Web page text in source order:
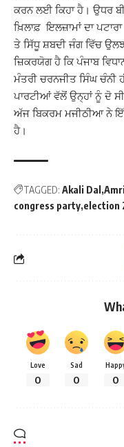
ਕਰਨ ਲਈ ਕਿਹਾ ਹੈ। ਉਧਰ
ਖ਼ਿਲਾਫ਼ ਇਲਜ਼ਾਮਾਂ ਦਾ
ਤੇ ਸਿੱਧੂ ਸ਼ਬਦੀ ਜੰਗ ਵਿੱਚ
ਜ਼ਿਕਰਯੋਗ ਹੈ ਕਿ ਪੰਜਾਬ
ਮੰਤਰੀ ਚਰਨਜੀਤ ਸਿੰਘ ਚੰਨੀ
ਪਾਰਟੀਆਂ ਵੱਲੋਂ ਉਨ੍ਹਾਂ ਨੂੰ ਦੋ
ਅੱਜ ਬਿਕਰਮ ਮਜੀਠੀਆ ਨੇ
ਹੈ।
TAGGED: Akali Dal
congress party election
Love
0
Sad
0 0